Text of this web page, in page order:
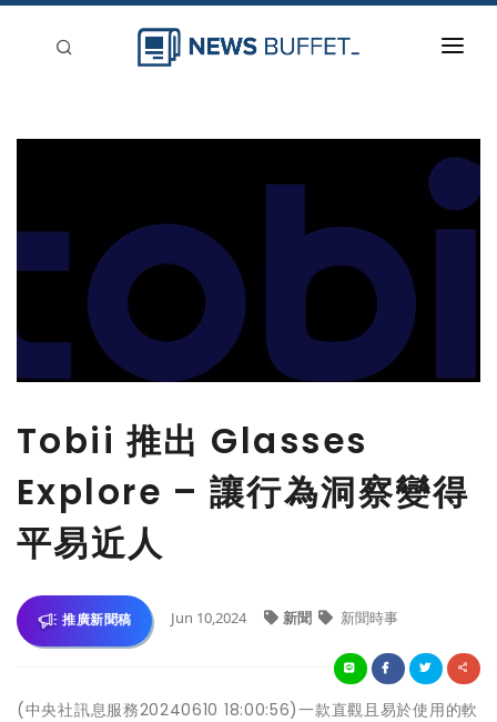
Tobii 推出 Glasses
Explore – 讓行為洞察變得
平易近人
推廣新聞稿 Jun 10,2024 新聞 新聞時事
(中央社訊息服務20240610 18:00:56)一款直觀且易於使用的軟